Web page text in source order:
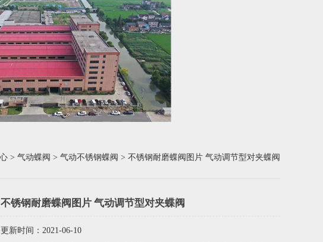
> 气动蝶阀 > 气动不锈钢蝶阀 > 不锈钢耐磨蝶阀图片 气动调节型对夹蝶阀
不锈钢耐磨蝶阀图片 气动调节型对夹蝶阀
更新时间：2021-06-10